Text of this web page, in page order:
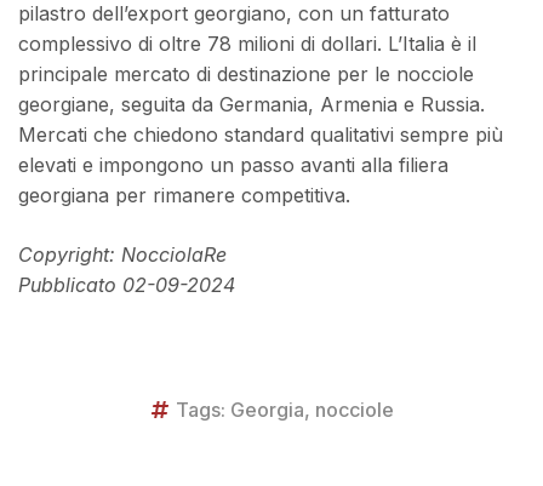
pilastro dell’export georgiano, con un fatturato
complessivo di oltre 78 milioni di dollari. L’Italia è il
principale mercato di destinazione per le nocciole
georgiane, seguita da Germania, Armenia e Russia.
Mercati che chiedono standard qualitativi sempre più
elevati e impongono un passo avanti alla filiera
georgiana per rimanere competitiva.
Copyright: NocciolaRe
Pubblicato 02-09-2024
Tags: Georgia, nocciole